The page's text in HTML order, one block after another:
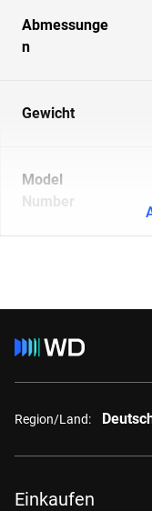
Abmessunge
n
Gewicht
Model
Number
Region/Land:
Einkaufen